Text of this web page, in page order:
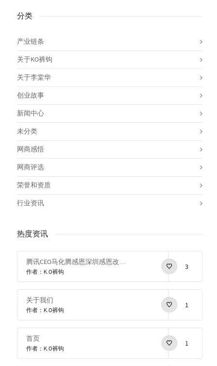
分类
产业链条
关于KO裤钩
关于李棠华
创业故事
新闻中心
未分类
网商感悟
网商评选
荣誉和资质
行业资讯
热度资讯
腾讯CEO马化腾感恩深圳感恩改革开放
作者：K.O裤钩
3
关于我们
作者：K.O裤钩
1
首页
作者：K.O裤钩
1